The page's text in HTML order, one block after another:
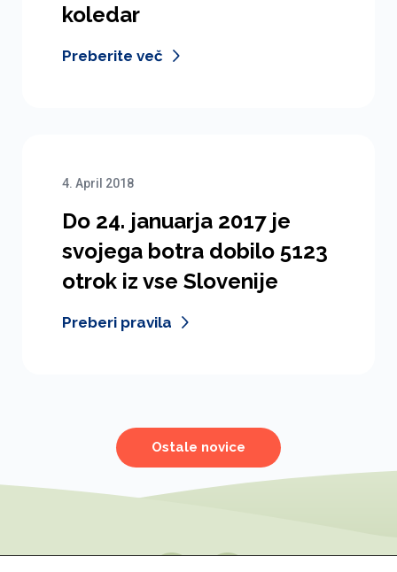
koledar
Preberite več
4. April 2018
Do 24. januarja 2017 je
svojega botra dobilo 5123
otrok iz vse Slovenije
Preberi pravila
Ostale novice